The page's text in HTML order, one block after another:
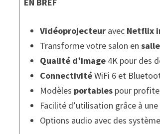
Vidéoprojecteur avec Netflix
Transforme votre salon en
Qualité d’image 4K pour des
ConnectivitéWiFi 6 et
Modèles portables pour
Facilité d’utilisation grâce à
Options audio avec des